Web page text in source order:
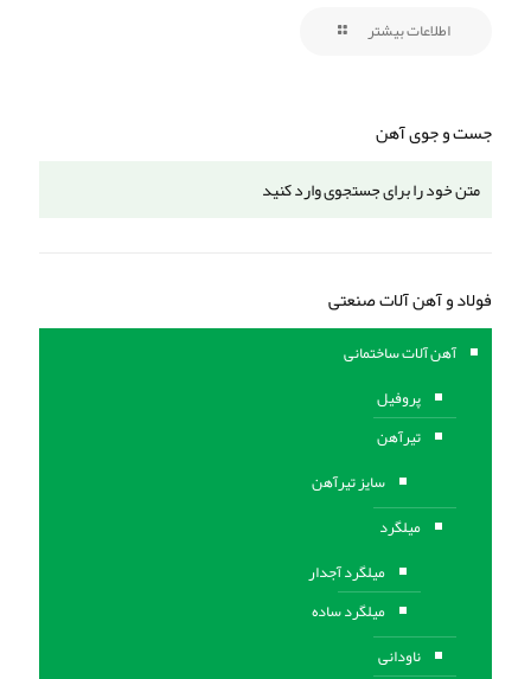
اطلاعات بیشتر
جست و جوی آهن
فولاد و آهن آلات صنعتی
آهن آلات ساختمانی
پروفیل
تیرآهن
سایز تیرآهن
میلگرد
میلگرد آجدار
میلگرد ساده
ناودانی